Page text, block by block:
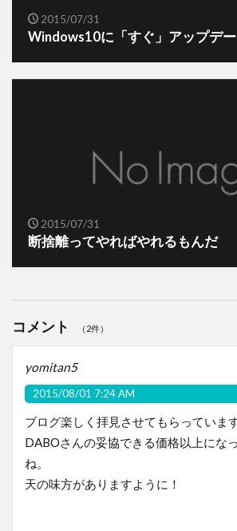
2015/07/31
Windows10に「すぐ」アップデ
2015/07/31
断捨離ってやればやれるもんだ
コメント （2件）
yomitan5
2015/08/01 7:24 AM
ブログ楽しく拝見させてもらっています
DABOさんの妥協できる価格以上にな
ね。
天の味方がありますように！